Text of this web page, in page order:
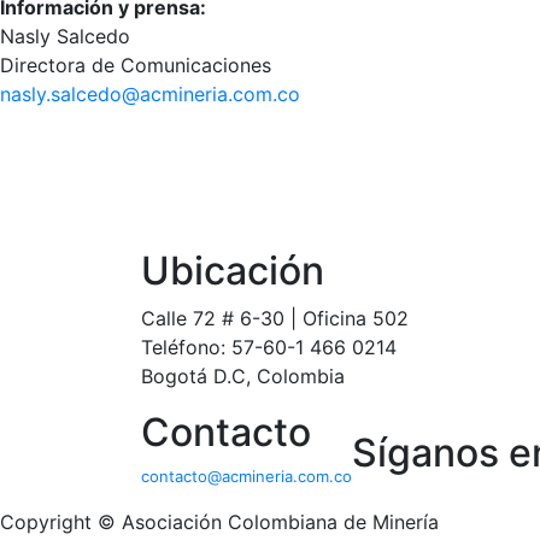
Información y prensa:
Nasly Salcedo
Directora de Comunicaciones
nasly.salcedo@acmineria.com.co
Ubicación
Calle 72 # 6-30 | Oficina 502
Teléfono: 57-60-1 466 0214
Bogotá D.C, Colombia
Contacto
contacto@acmineria.com.coSíganos
Copyright © Asociación Colombiana de Minería